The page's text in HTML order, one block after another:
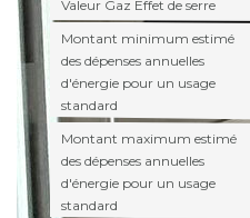
Valeur Gaz Effet de serre
Montant minimum estimé
des dépenses annuelles
d'énergie pour un usage
standard
Montant maximum estimé
des dépenses annuelles
d'énergie pour un usage
standard